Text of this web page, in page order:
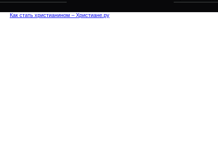
Как стать христианином – Христиане.ру